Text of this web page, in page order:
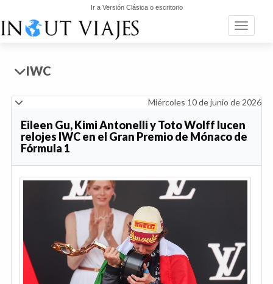
Ir a Versión Clásica o escritorio
Toggle
IWC
Miércoles 10 de junio de 2026
Eileen Gu, Kimi Antonelli y Toto Wolff lucen
relojes IWC en el Gran Premio de Mónaco de
Fórmula 1